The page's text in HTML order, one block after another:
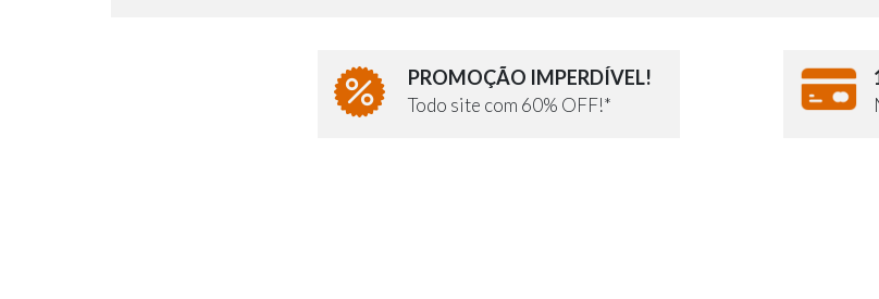
PROMOÇÃO IMPERDÍVEL!
Todo site com 60% OFF!*